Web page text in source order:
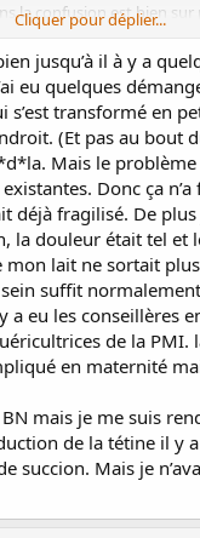
la confusion est bien
les biberons ? Il
lait en solution de
le biberon est la seule
gobelet, la tasse, la
Cliquer pour déplier...
jusqu’à il à y a
eu quelques
s’est transformé en
(Et pas au bout
Mais le
Donc ça n’a
déjà fragilisé. De plus
la douleur était tel et
lait ne sortait
suffit
a eu les conseillères
de la PMI.
en maternité
BN mais je me suis
de la tétine il y
succion. Mais je